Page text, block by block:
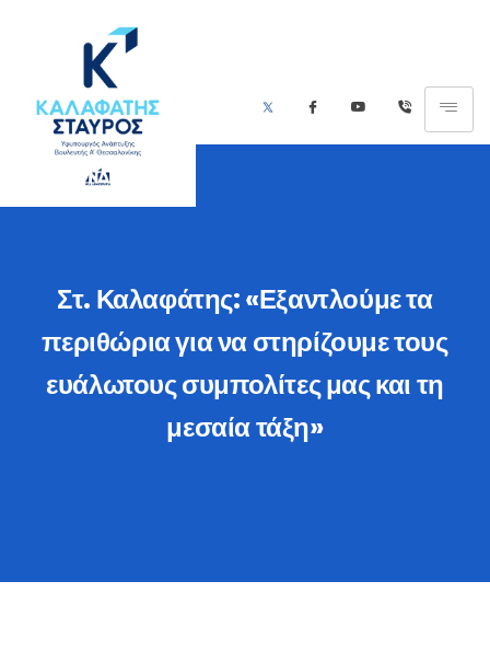
Στ. Καλαφάτης: «Εξαντλούμε τα
περιθώρια για να στηρίζουμε τους
ευάλωτους συμπολίτες μας και τη
μεσαία τάξη»